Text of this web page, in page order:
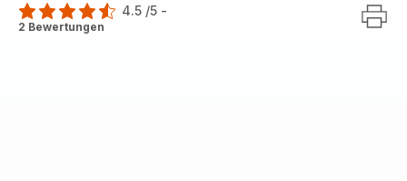
ratings.4.5
4.5 /5 -
2 Bewertungen